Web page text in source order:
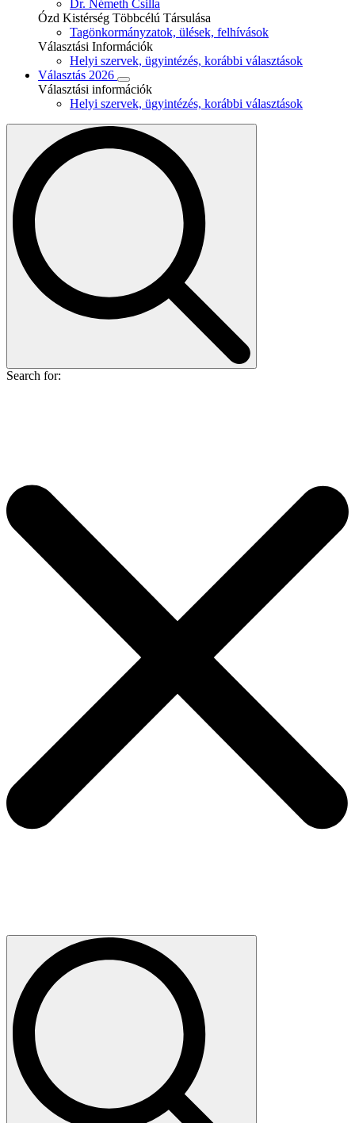
Dr. Németh Csilla
Ózd Kistérség Többcélú Társulása
Tagönkormányzatok, ülések, felhívások
Választási Információk
Helyi szervek, ügyintézés, korábbi választások
Választás 2026
Választási információk
Helyi szervek, ügyintézés, korábbi választások
Search for: